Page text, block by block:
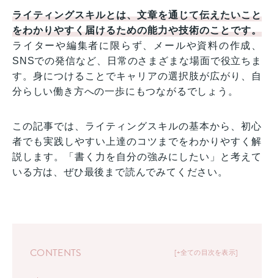
ライティングスキルとは、文章を通じて伝えたいこと
をわかりやすく届けるための能力や技術のことです。
ライターや編集者に限らず、メールや資料の作成、
SNSでの発信など、日常のさまざまな場面で役立ちま
す。身につけることでキャリアの選択肢が広がり、自
分らしい働き方への一歩にもつながるでしょう。
この記事では、ライティングスキルの基本から、初心
者でも実践しやすい上達のコツまでをわかりやすく解
説します。「書く力を自分の強みにしたい」と考えて
いる方は、ぜひ最後まで読んでみてください。
+全ての目次を表示
CONTENTS